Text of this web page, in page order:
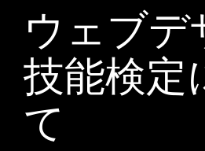
ウェブデ
技能検定
て